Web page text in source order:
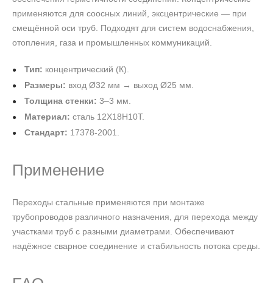
применяются для соосных линий, эксцентрические — при
смещённой оси труб. Подходят для систем водоснабжения,
отопления, газа и промышленных коммуникаций.
Тип: концентрический (К).
Размеры: вход Ø32 мм → выход Ø25 мм.
Толщина стенки: 3–3 мм.
Материал: сталь 12Х18Н10Т.
Стандарт: 17378-2001.
Применение
Переходы стальные применяются при монтаже
трубопроводов различного назначения, для перехода между
участками труб с разными диаметрами. Обеспечивают
надёжное сварное соединение и стабильность потока среды.